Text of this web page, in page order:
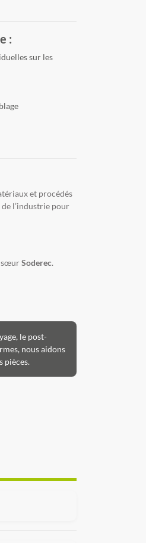
:
sur les
et procédés
l’industrie pour
sœurSoderec.
le post-
nous aidons
pièces.